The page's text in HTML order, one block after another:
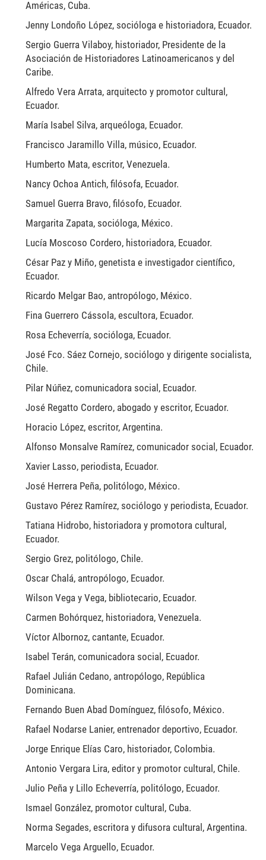
Américas, Cuba.
Jenny Londoño López, socióloga e historiadora, Ecuador.
Sergio Guerra Vilaboy, historiador, Presidente de la
Asociación de Historiadores Latinoamericanos y del
Caribe.
Alfredo Vera Arrata, arquitecto y promotor cultural,
Ecuador.
María Isabel Silva, arqueóloga, Ecuador.
Francisco Jaramillo Villa, músico, Ecuador.
Humberto Mata, escritor, Venezuela.
Nancy Ochoa Antich, filósofa, Ecuador.
Samuel Guerra Bravo, filósofo, Ecuador.
Margarita Zapata, socióloga, México.
Lucía Moscoso Cordero, historiadora, Ecuador.
César Paz y Miño, genetista e investigador científico,
Ecuador.
Ricardo Melgar Bao, antropólogo, México.
Fina Guerrero Cássola, escultora, Ecuador.
Rosa Echeverría, socióloga, Ecuador.
José Fco. Sáez Cornejo, sociólogo y dirigente socialista,
Chile.
Pilar Núñez, comunicadora social, Ecuador.
José Regatto Cordero, abogado y escritor, Ecuador.
Horacio López, escritor, Argentina.
Alfonso Monsalve Ramírez, comunicador social, Ecuador.
Xavier Lasso, periodista, Ecuador.
José Herrera Peña, politólogo, México.
Gustavo Pérez Ramírez, sociólogo y periodista, Ecuador.
Tatiana Hidrobo, historiadora y promotora cultural,
Ecuador.
Sergio Grez, politólogo, Chile.
Oscar Chalá, antropólogo, Ecuador.
Wilson Vega y Vega, bibliotecario, Ecuador.
Carmen Bohórquez, historiadora, Venezuela.
Víctor Albornoz, cantante, Ecuador.
Isabel Terán, comunicadora social, Ecuador.
Rafael Julián Cedano, antropólogo, República
Dominicana.
Fernando Buen Abad Domínguez, filósofo, México.
Rafael Nodarse Lanier, entrenador deportivo, Ecuador.
Jorge Enrique Elías Caro, historiador, Colombia.
Antonio Vergara Lira, editor y promotor cultural, Chile.
Julio Peña y Lillo Echeverría, politólogo, Ecuador.
Ismael González, promotor cultural, Cuba.
Norma Segades, escritora y difusora cultural, Argentina.
Marcelo Vega Arguello, Ecuador.